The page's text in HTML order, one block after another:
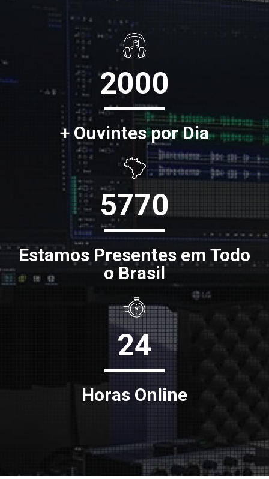
2000
+ Ouvintes por Dia
5770
Estamos Presentes em Todo
o Brasil
24
Horas Online